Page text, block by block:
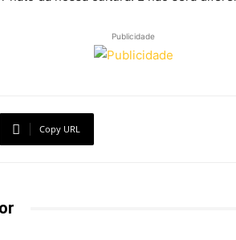
Publicidade
Copy URL